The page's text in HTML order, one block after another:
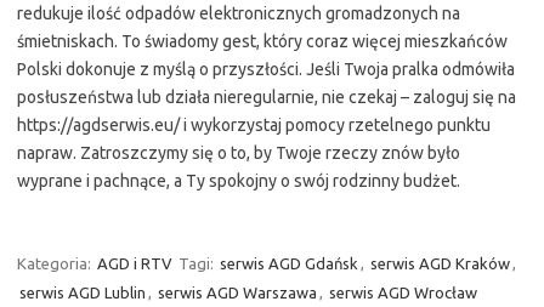
redukuje ilość odpadów elektronicznych gromadzonych na
śmietniskach. To świadomy gest, który coraz więcej mieszkańców
Polski dokonuje z myślą o przyszłości. Jeśli Twoja pralka odmówiła
posłuszeństwa lub działa nieregularnie, nie czekaj – zaloguj się na
https://agdserwis.eu/ i wykorzystaj pomocy rzetelnego punktu
napraw. Zatroszczymy się o to, by Twoje rzeczy znów było
wyprane i pachnące, a Ty spokojny o swój rodzinny budżet.
Kategoria: AGD i RTV Tagi: serwis AGD Gdańsk , serwis AGD Kraków,
serwis AGD Lublin , serwis AGD Warszawa , serwis AGD Wrocław